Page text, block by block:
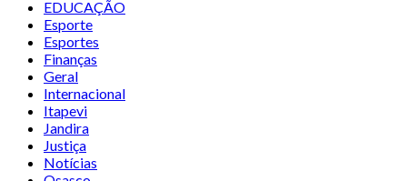
EDUCAÇÃO
Esporte
Esportes
Finanças
Geral
Internacional
Itapevi
Jandira
Justiça
Notícias